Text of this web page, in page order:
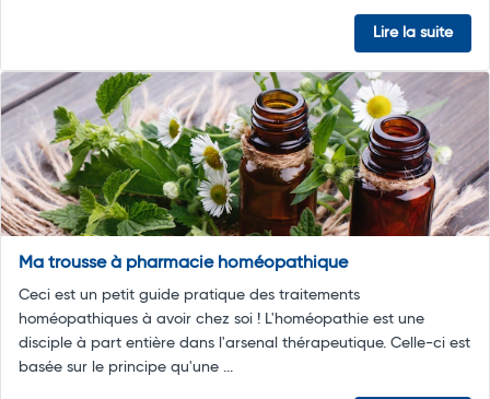
Lire la suite
Ma trousse à pharmacie homéopathique
Ceci est un petit guide pratique des traitements
homéopathiques à avoir chez soi ! L'homéopathie est une
disciple à part entière dans l'arsenal thérapeutique. Celle-ci est
basée sur le principe qu'une ...